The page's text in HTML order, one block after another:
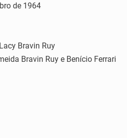
de 1964
Bravin Ruy
Bravin Ruy e Benício Ferrari